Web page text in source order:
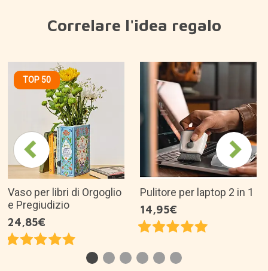
Correlare l'idea regalo
TOP 50
Vaso per libri di Orgoglio
e Pregiudizio
24,85€
Pulitore per laptop 2 in 1
14,95€